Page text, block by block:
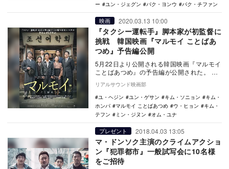
ー
ユン・ジェグン パク・ヨンウ パク・チファン
映画 2020.03.13 10:00
『タクシー運転手』脚本家が初監督に
挑戦 韓国映画『マルモイ ことばあ
つめ』予告編公開
5月22日より公開される韓国映画『マルモイ
ことばあつめ』の予告編が公開された。
本作は、『タクシー運転手 約束は海を越…
リアルサウンド映画部
ユ・ヘジン
ユン・ゲサン キム・ソニョン
キム・
ホンパ
マルモイ ことばあつめ ウ・ヒョン
キム・
テフン
ミン・ジヌン オム・ユナ
プレゼント 2018.04.03 13:05
マ・ドンソク主演のクライムアクショ
ン『犯罪都市』一般試写会に10名様
をご招待